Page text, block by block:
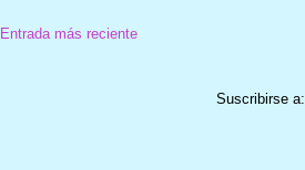
Entrada más reciente
Suscribirse a: